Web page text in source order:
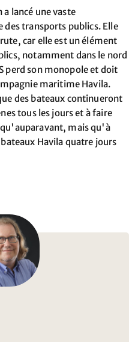
lancé une vaste
transports publics. Elle
car elle est un élément
notamment dans le nord
perd son monopole et doit
maritime Havila.
des bateaux continueront
tous les jours et à faire
qu'auparavant, mais qu'à
Havila quatre jours